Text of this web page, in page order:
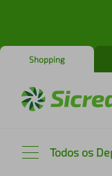
Shopping
Todos os